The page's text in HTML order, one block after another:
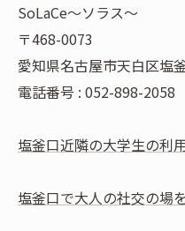
SoLaCe～ソラス～
〒468-0073
愛知県名古屋市天白区塩
電話番号 : 052-898-2058
塩釜口近隣の大学生の利
塩釜口で大人の社交の場